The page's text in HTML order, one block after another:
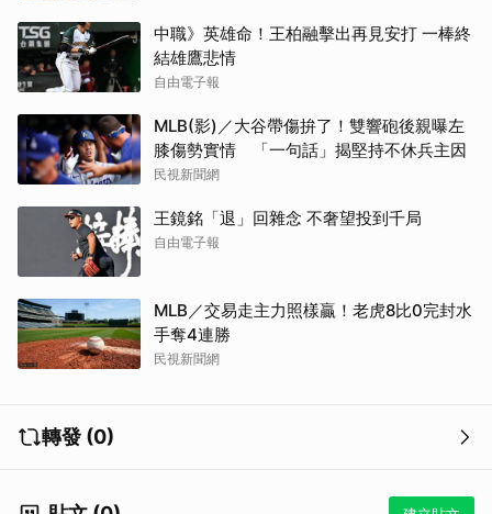
中職》英雄命！王柏融擊出再見安打 一棒終
結雄鷹悲情
自由電子報
MLB(影)／大谷帶傷拚了！雙響砲後親曝左
膝傷勢實情 「一句話」揭堅持不休兵主因
民視新聞網
王鏡銘「退」回雜念 不奢望投到千局
自由電子報
MLB／交易走主力照樣贏！老虎8比0完封水
手奪4連勝
民視新聞網
轉發 (0)